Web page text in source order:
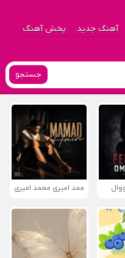
آهنگ جدید پخش آهنگ
جستجو
ممد امیری محمد امیری